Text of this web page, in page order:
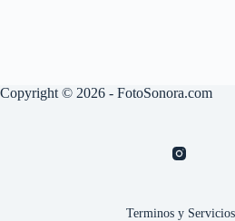
Copyright © 2026 - FotoSonora.com
Terminos y Servicios